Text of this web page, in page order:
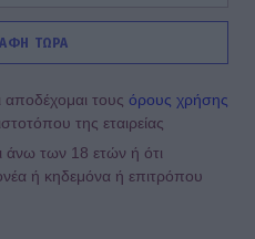
ΤΩΡΑ
τους όρους χρήσης
της εταιρείας
άνω των 18 ετών ή ότι
ή κηδεμόνα ή επιτρόπου